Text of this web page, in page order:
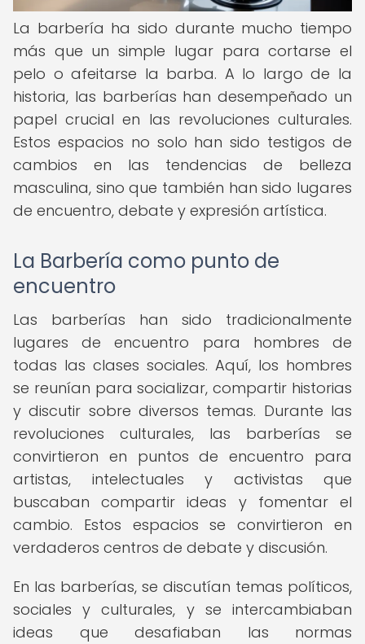
La barbería ha sido durante mucho tiempo
más que un simple lugar para cortarse el
pelo o afeitarse la barba. A lo largo de la
historia, las barberías han desempeñado un
papel crucial en las revoluciones culturales.
Estos espacios no solo han sido testigos de
cambios en las tendencias de belleza
masculina, sino que también han sido lugares
de encuentro, debate y expresión artística.
La Barbería como punto de
encuentro
Las barberías han sido tradicionalmente
lugares de encuentro para hombres de
todas las clases sociales. Aquí, los hombres
se reunían para socializar, compartir historias
y discutir sobre diversos temas. Durante las
revoluciones culturales, las barberías se
convirtieron en puntos de encuentro para
artistas, intelectuales y activistas que
buscaban compartir ideas y fomentar el
cambio. Estos espacios se convirtieron en
verdaderos centros de debate y discusión.
En las barberías, se discutían temas políticos,
sociales y culturales, y se intercambiaban
ideas que desafiaban las normas